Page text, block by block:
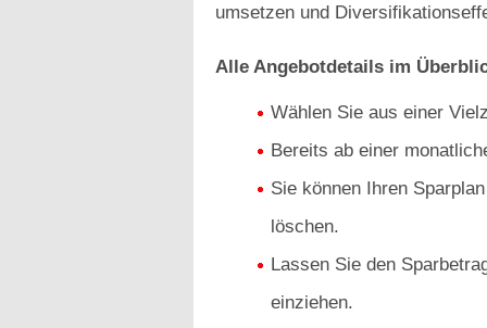
umsetzen und
Alle Angebotdetails im
Wählen Sie aus einer
Bereits ab einer
Sie können Ihren
löschen.
Lassen Sie den
einziehen.